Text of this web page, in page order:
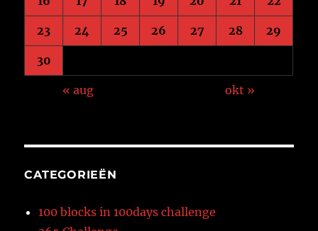
23 24 25 26 27 28 29
30
« aug okt »
CATEGORIEËN
100 blocks in 100days challenge